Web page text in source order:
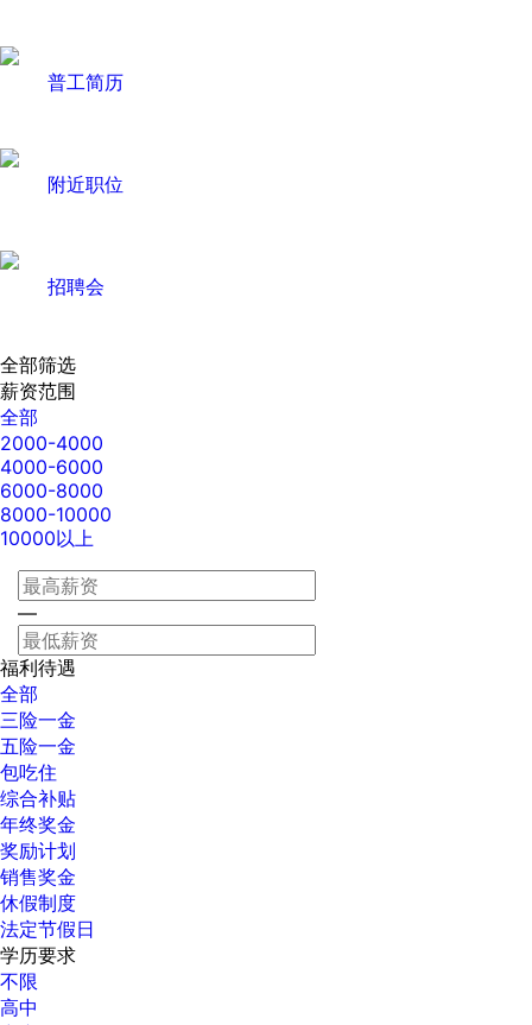
普工简历
附近职位
招聘会
全部筛选
薪资范围
全部
2000-4000
4000-6000
6000-8000
8000-10000
10000以上
—
福利待遇
全部
三险一金
五险一金
包吃住
综合补贴
年终奖金
奖励计划
销售奖金
休假制度
法定节假日
学历要求
不限
高中